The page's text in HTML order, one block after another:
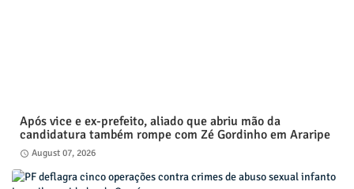
Após vice e ex-prefeito, aliado que abriu mão da
candidatura também rompe com Zé Gordinho em Araripe
August 07, 2026